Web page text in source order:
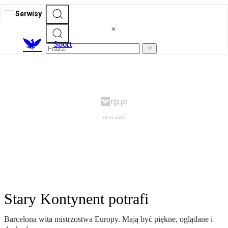
Serwisy
Sport
Stary Kontynent potrafi
Barcelona wita mistrzostwa Europy. Mają być piękne, oglądane i